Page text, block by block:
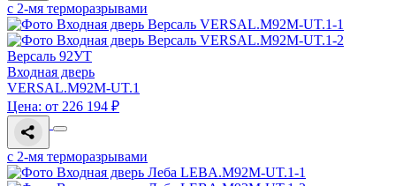
с 2-мя терморазрывами
Версаль 92УТ
Входная дверь
VERSAL.M92M-UT.1
Цена: от 226 194 ₽
с 2-мя терморазрывами